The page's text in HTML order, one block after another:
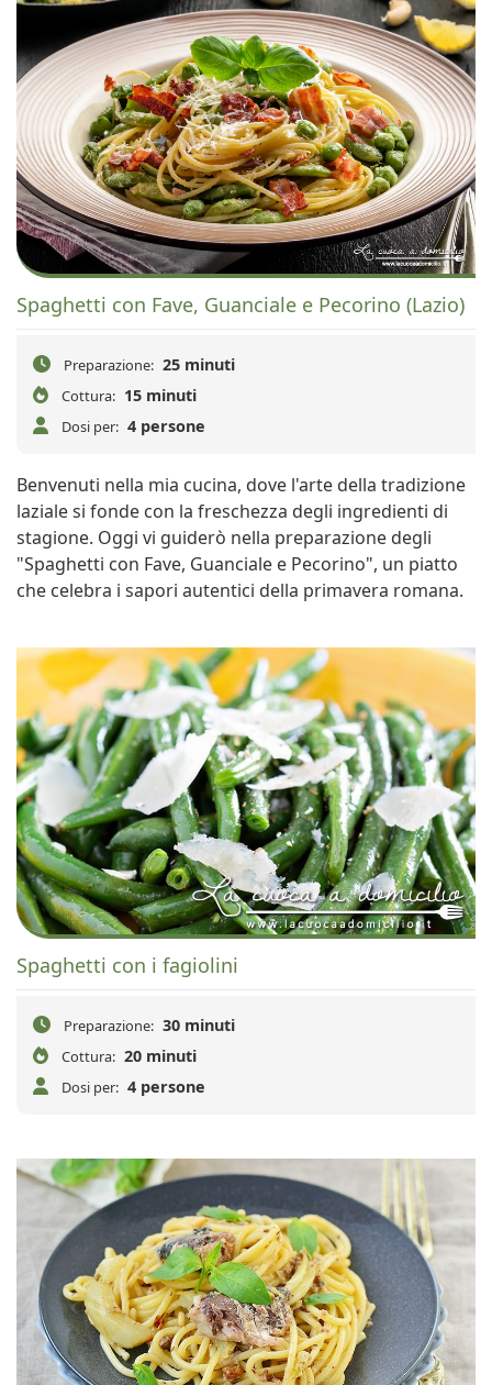
Spaghetti con Fave, Guanciale e Pecorino (Lazio)
Preparazione: 25 minuti
Cottura: 15 minuti
Dosi per: 4 persone
Benvenuti nella mia cucina, dove l'arte della tradizione
laziale si fonde con la freschezza degli ingredienti di
stagione. Oggi vi guiderò nella preparazione degli
"Spaghetti con Fave, Guanciale e Pecorino", un piatto
che celebra i sapori autentici della primavera romana.
Spaghetti con i fagiolini
Preparazione: 30 minuti
Cottura: 20 minuti
Dosi per: 4 persone